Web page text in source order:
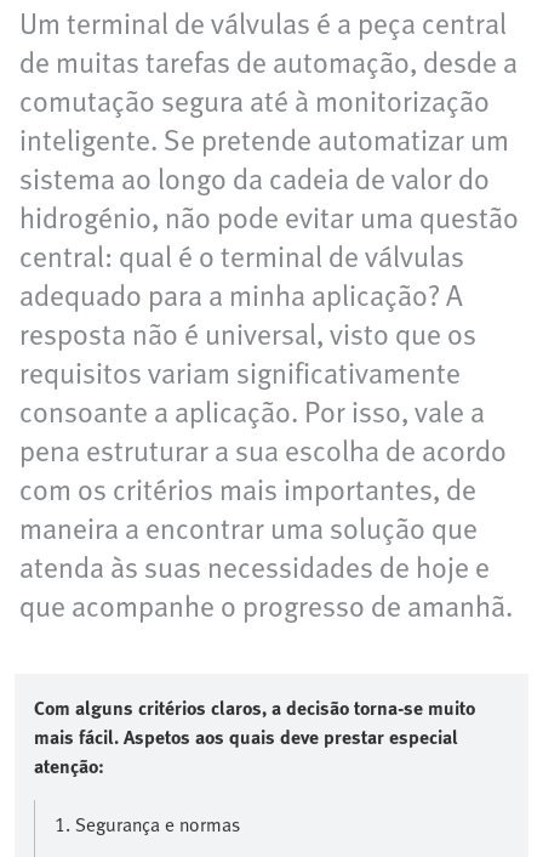
Um terminal de válvulas é a peça central
de muitas tarefas de automação, desde a
comutação segura até à monitorização
inteligente. Se pretende automatizar um
sistema ao longo da cadeia de valor do
hidrogénio, não pode evitar uma questão
central: qual é o terminal de válvulas
adequado para a minha aplicação? A
resposta não é universal, visto que os
requisitos variam significativamente
consoante a aplicação. Por isso, vale a
pena estruturar a sua escolha de acordo
com os critérios mais importantes, de
maneira a encontrar uma solução que
atenda às suas necessidades de hoje e
que acompanhe o progresso de amanhã.
Com alguns critérios claros, a decisão torna-se muito
mais fácil. Aspetos aos quais deve prestar especial
atenção:
1. Segurança e normas